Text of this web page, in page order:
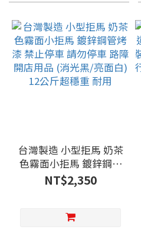
台灣製造 小型拒馬 奶茶
色霧面小拒馬 鍍鋅鋼管
烤漆 禁止停車 請勿停車
路障 開店用品 (消光黑/
耐用
NT$2,350